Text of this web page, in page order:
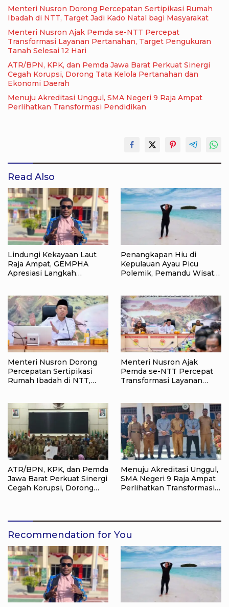
Menteri Nusron Dorong Percepatan Sertipikasi Rumah
Ibadah di NTT, Target Jadi Kado Natal bagi Masyarakat
Menteri Nusron Ajak Pemda se-NTT Percepat
Transformasi Layanan Pertanahan, Target Pengukuran
Tanah Selesai 12 Hari
ATR/BPN, KPK, dan Pemda Jawa Barat Perkuat Sinergi
Cegah Korupsi, Dorong Tata Kelola Pertanahan dan
Ekonomi Daerah
Menuju Akreditasi Unggul, SMA Negeri 9 Raja Ampat
Perlihatkan Transformasi Pendidikan
Read Also
Lindungi Kekayaan Laut
Raja Ampat, GEMPHA
Apresiasi Langkah
Penangkapan Hiu di
Kepulauan Ayau Picu
Polemik, Pemandu Wisata:
Menteri Nusron Dorong
Percepatan Sertipikasi
Rumah Ibadah di NTT,
Menteri Nusron Ajak
Pemda se-NTT Percepat
Transformasi Layanan
12 Hari
ATR/BPN, KPK, dan Pemda
Jawa Barat Perkuat Sinergi
Cegah Korupsi, Dorong
Menuju Akreditasi Unggul,
SMA Negeri 9 Raja Ampat
Perlihatkan Transformasi
Recommendation for You